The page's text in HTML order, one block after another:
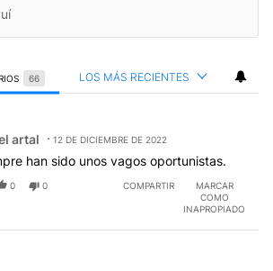
66 LOS MÁS RECIENTES
artal 12 DE DICIEMBRE DE 2022
han sido unos vagos oportunistas.
0 0 COMPARTIR
MARCAR
COMO
INAPROPIADO